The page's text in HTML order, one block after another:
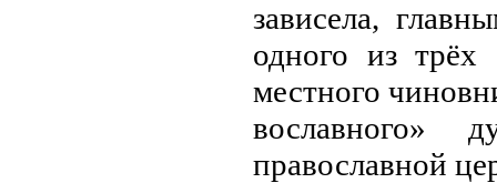
зависела,
одного из трёх
местного
вославного»
православной